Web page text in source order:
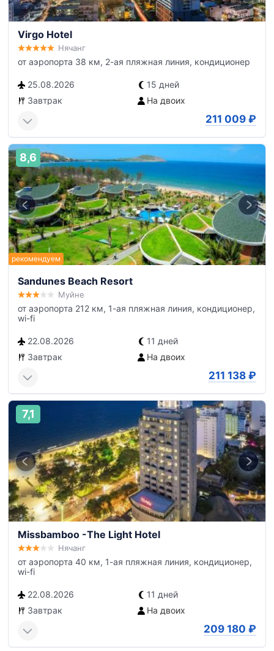
Virgo Hotel
Нячанг
от аэропорта 38 км, 2-ая пляжная линия, кондиционер
25.08.2026
15 дней
Завтрак
На двоих
211 009 ₽
8,6
Sandunes Beach Resort
Муйне
от аэропорта 212 км, 1-ая пляжная линия, кондиционер,
wi-fi
22.08.2026
11 дней
Завтрак
На двоих
211 138 ₽
7,1
Missbamboo -The Light Hotel
Нячанг
от аэропорта 40 км, 1-ая пляжная линия, кондиционер,
wi-fi
22.08.2026
11 дней
Завтрак
На двоих
209 180 ₽